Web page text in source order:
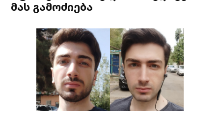
მას გამოძიება